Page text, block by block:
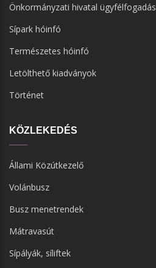
Önkormányzati hivatal ügyfélfogadás
Sípark hóinfó
Természetes hóinfó
Letölthető kiadványok
Történet
KÖZLEKEDÉS
Állami Közútkezelő
Volánbusz
Busz menetrendek
Mátravasút
Sípályák, síliftek